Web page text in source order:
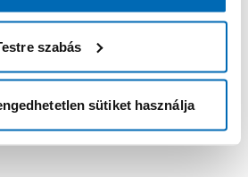
szabás
sütiket használja